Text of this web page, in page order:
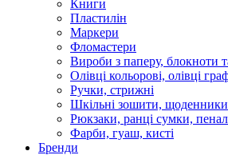
Книги
Пластилін
Маркери
Фломастери
Вироби з паперу, блокноти
Олівці кольорові, олівці
Ручки, стрижні
Шкільні зошити, щоденники
Рюкзаки, ранці сумки,
Фарби, гуаш, кисті
Бренди